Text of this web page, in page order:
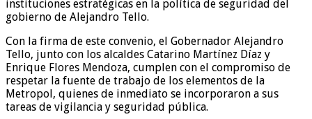
instituciones estratégicas en la política de seguridad del
gobierno de Alejandro Tello.
Con la firma de este convenio, el Gobernador Alejandro
Tello, junto con los alcaldes Catarino Martínez Díaz y
Enrique Flores Mendoza, cumplen con el compromiso de
respetar la fuente de trabajo de los elementos de la
Metropol, quienes de inmediato se incorporaron a sus
tareas de vigilancia y seguridad pública.